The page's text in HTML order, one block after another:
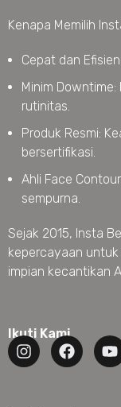
Kenapa Memilih
Cepat dan
Minim
rutinitas.
Produk Resmi:
bersertifikasi.
Ahli Face
sempurna.
Sejak 2015, Insta
kepercayaan
impian kecantikan
Ikuti Kami